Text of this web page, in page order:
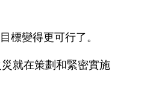
標變得更可行了。
就在策劃和緊密實施